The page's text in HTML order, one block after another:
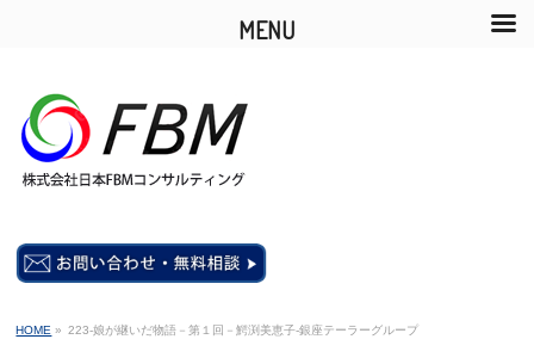
HOME » 223-娘が継いだ物語－第１回－鰐渕美恵子-銀座テーラーグループ
MENU